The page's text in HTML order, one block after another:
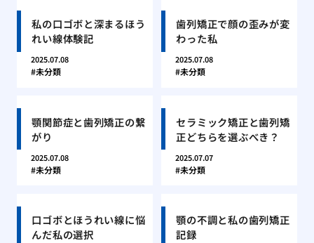
私の口ゴボと深まるほう
れい線体験記
2025.07.08
未分類
歯列矯正で顔の歪みが変
わった私
2025.07.08
未分類
顎関節症と歯列矯正の繋
がり
2025.07.08
未分類
セラミック矯正と歯列矯
正どちらを選ぶべき？
2025.07.07
未分類
口ゴボとほうれい線に悩
んだ私の選択
顎の不調と私の歯列矯正
記録